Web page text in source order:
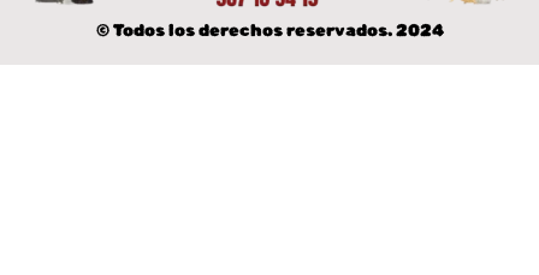
© Todos los derechos reservados. 2024